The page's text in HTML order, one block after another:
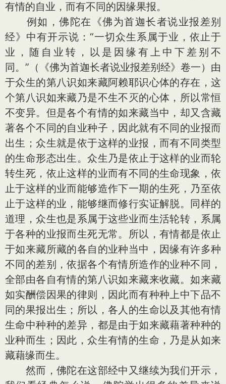
有情的自业，而有不同的因缘果报。
例如，佛陀在《佛为首迦长者说业报差别
经》中有开示说：“一切众生系属于业，依止于
业，随自业转，以是因缘有上中下差别不
同。”（《佛为首迦长者说业报差别经》卷一）由
于众生的第八识如来藏阿赖耶识心体的存在，这
个第八识如来藏乃是不生不灭的心体，所以常恒
不变异。但是各个有情的如来藏当中，却又含藏
著各个不同的自业种子，因此就有不同的业报而
出生；众生就是依于这样的业报，而有不同类型
的生命形态出生。众生乃是依止于这样的业而轮
转生死，依止这样的业而有不同的生命现象，依
止于这样的业而能够造作下一期的生死，乃至依
止于这样的业，能够继而修行实证解脱。同样的
道理，众生也是系属于这些业而生活轮转，系属
于各种的业报而生死无常。所以，有情都是依止
于如来藏所藏的各自的业种当中，因缘有许多种
不同的差别，依据各个有情所造作的业种不同，
全部由各自有情的第八识如来藏来收藏。如来藏
如实酬偿因果的律则，因此而有种种上中下品不
同的果报出生；所以，各人的生命以及其他有情
生命中种种的差异，都是由于如来藏藉著种种的
业种而生；因此，众生有情的生命，乃是从如来
藏藉缘而生。
然而，佛陀在这部经中又继续为我们开示，